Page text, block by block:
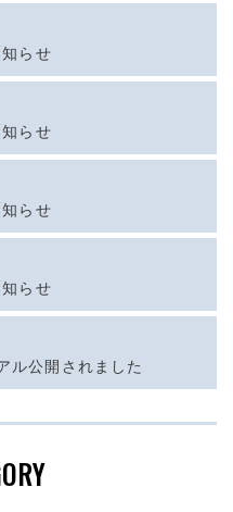
らせ
らせ
らせ
らせ
ル公開されました